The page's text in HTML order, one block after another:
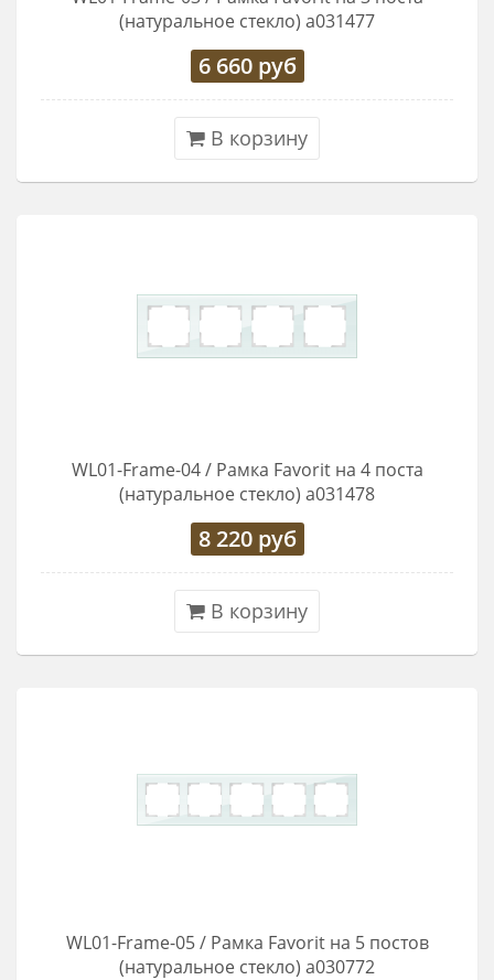
(натуральное стекло) a031477
6 660руб
В корзину
WL01-Frame-04 / Рамка Favorit на 4 поста
(натуральное стекло) a031478
8 220руб
В корзину
WL01-Frame-05 / Рамка Favorit на 5 постов
(натуральное стекло) a030772